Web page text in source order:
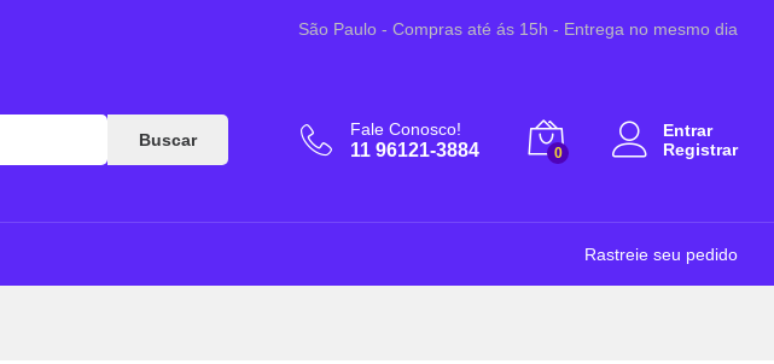
São Paulo - Compras até ás 15h - Entrega no mesmo dia
Buscar
Fale Conosco!
11 96121-3884 0
Entrar
Registrar
Rastreie seu pedido